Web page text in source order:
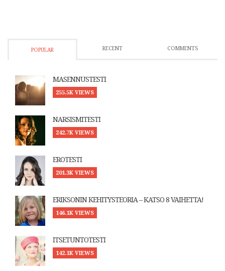
POPULAR RECENT COMMENTS
MASENNUSTESTI
255.5K VIEWS
NARSISMITESTI
242.7K VIEWS
EROTESTI
201.3K VIEWS
ERIKSONIN KEHITYSTEORIA – KATSO 8 VAIHETTA!
146.1K VIEWS
ITSETUNTOTESTI
142.1K VIEWS